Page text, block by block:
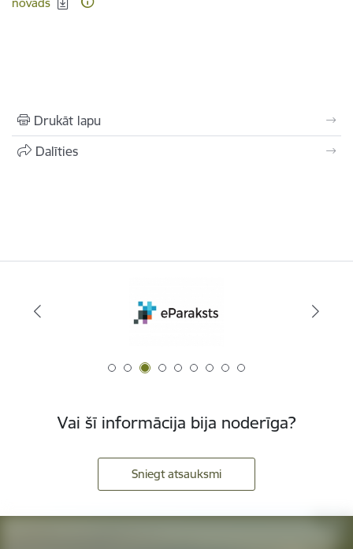
Drukāt lapu
Dalīties
Vai šī informācija bija noderīga?
Sniegt atsauksmi